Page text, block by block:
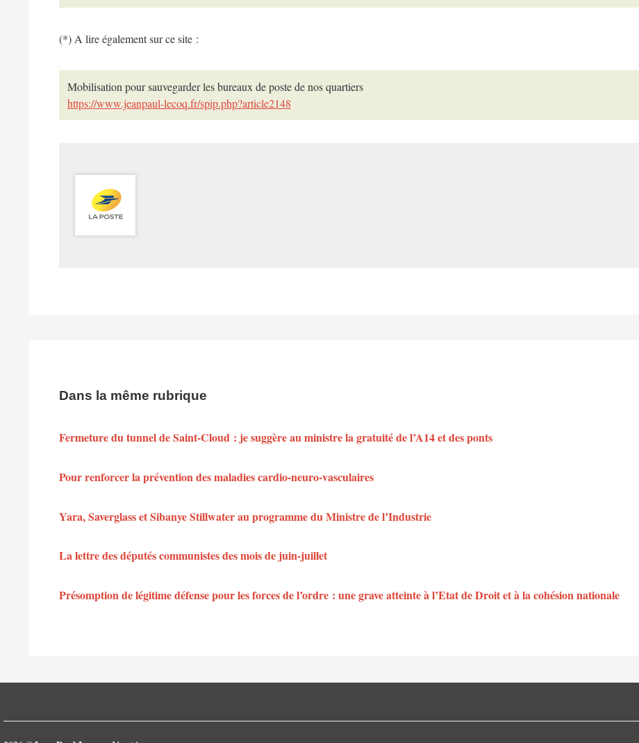
(*) A lire également sur ce site :
Mobilisation pour sauvegarder les bureaux de poste de nos quartiers
https://www.jeanpaul-lecoq.fr/spip.php?article2148
Dans la même rubrique
Fermeture du tunnel de Saint-Cloud : je suggère au ministre la gratuité de l’A14 et des ponts
Pour renforcer la prévention des maladies cardio-neuro-vasculaires
Yara, Saverglass et Sibanye Stillwater au programme du Ministre de l’Industrie
La lettre des députés communistes des mois de juin-juillet
Présomption de légitime défense pour les forces de l’ordre : une grave atteinte à l’Etat de Droit et à la cohésion nationale